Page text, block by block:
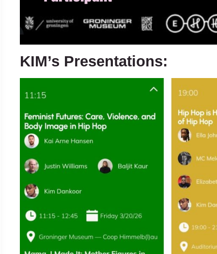
KIM’s Presentations: